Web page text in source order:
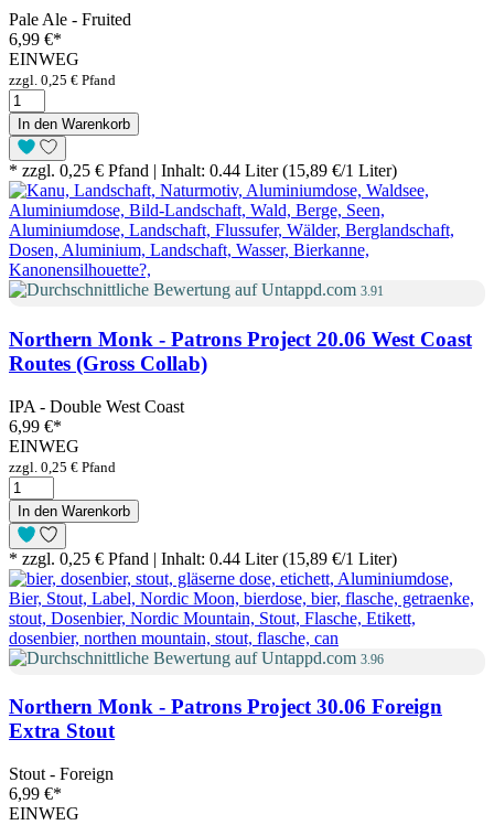
Pale Ale - Fruited
6,99 €*
EINWEG
zzgl. 0,25 € Pfand
In den Warenkorb
* zzgl. 0,25 € Pfand | Inhalt: 0.44 Liter (15,89 €/1 Liter)
3.91
Northern Monk - Patrons Project 20.06 West Coast
Routes (Gross Collab)
IPA - Double West Coast
6,99 €*
EINWEG
zzgl. 0,25 € Pfand
In den Warenkorb
* zzgl. 0,25 € Pfand | Inhalt: 0.44 Liter (15,89 €/1 Liter)
3.96
Northern Monk - Patrons Project 30.06 Foreign
Extra Stout
Stout - Foreign
6,99 €*
EINWEG